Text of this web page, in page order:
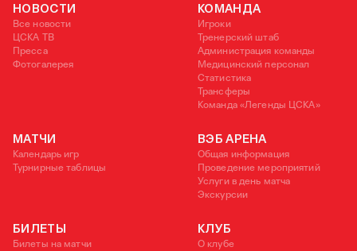
НОВОСТИ
Все новости
ЦСКА ТВ
Пресса
Фотогалерея
КОМАНДА
Игроки
Тренерский штаб
Администрация команды
Медицинский персонал
Статистика
Трансферы
Команда «Легенды ЦСКА»
МАТЧИ
Календарь игр
Турнирные таблицы
ВЭБ АРЕНА
Общая информация
Проведение мероприятий
Услуги в день матча
Экскурсии
БИЛЕТЫ
Билеты на матчи
КЛУБ
О клубе